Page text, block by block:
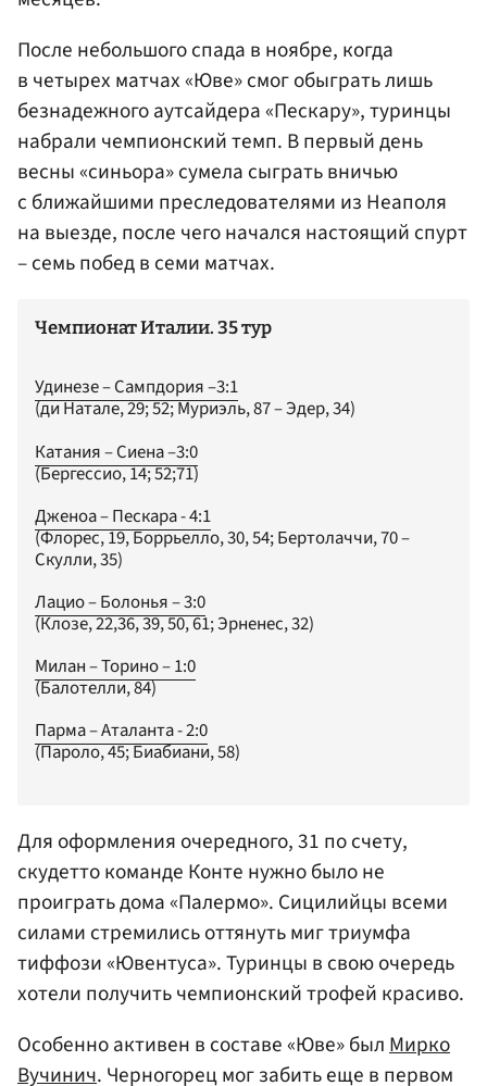
После небольшого спада в ноябре, когда
в четырех матчах «Юве» смог обыграть лишь
безнадежного аутсайдера «Пескару», туринцы
набрали чемпионский темп. В первый день
весны «синьора» сумела сыграть вничью
с ближайшими преследователями из Неаполя
на выезде, после чего начался настоящий спурт
– семь побед в семи матчах.
Чемпионат Италии. 35 тур
Удинезе – Сампдория –3:1
(ди Натале, 29; 52; Муриэль, 87 – Эдер, 34)
Катания – Сиена –3:0
(Бергессио, 14; 52;71)
Дженоа – Пескара - 4:1
(Флорес, 19, Боррьелло, 30, 54; Бертолаччи, 70 –
Скулли, 35)
Лацио – Болонья – 3:0
(Клозе, 22,36, 39, 50, 61; Эрненес, 32)
Милан – Торино – 1:0
(Балотелли, 84)
Парма – Аталанта - 2:0
(Пароло, 45; Биабиани, 58)
Для оформления очередного, 31 по счету,
скудетто команде Конте нужно было не
проиграть дома «Палермо». Сицилийцы всеми
силами стремились оттянуть миг триумфа
тиффози «Ювентуса». Туринцы в свою очередь
хотели получить чемпионский трофей красиво.
Особенно активен в составе «Юве» былМирко
Вучинич. Черногорец мог забить еще в первом